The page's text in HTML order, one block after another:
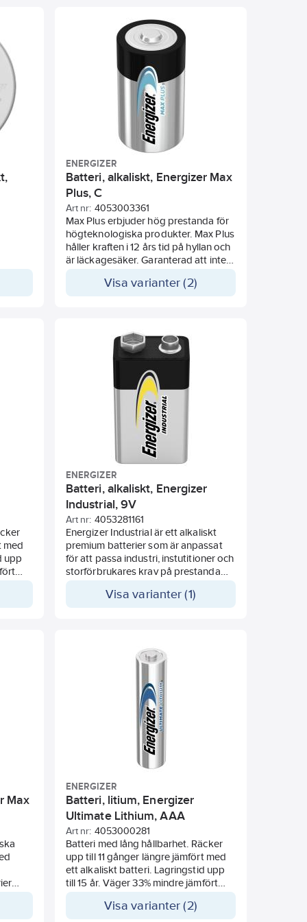
ENERGIZER
Batteri, alkaliskt, Energizer Max
Plus, C
Art nr: 4053003361
Max Plus erbjuder hög prestanda för
högteknologiska produkter. Max Plus
håller kraften i 12 års tid på hyllan och
är läckagesäker. Garanterad att inte
finns kvar i apparater i upp till två år.
Visa varianter (2)
med
upp
ENERGIZER
Batteri, alkaliskt, Energizer
Industrial, 9V
Art nr: 4053281161
Energizer Industrial är ett alkaliskt
premium batterier som är anpassat
för att passa industri, instutitioner och
storförbrukares krav på prestanda
Visa varianter (1)
Max
ENERGIZER
Batteri, litium, Energizer
Ultimate Lithium, AAA
Art nr: 4053000281
Batteri med lång hållbarhet. Räcker
upp till 11 gånger längre jämfört med
ett alkaliskt batteri. Lagringstid upp
till 15 år. Väger 33% mindre jämfört
prestanda under extrema
Visa varianter (2)